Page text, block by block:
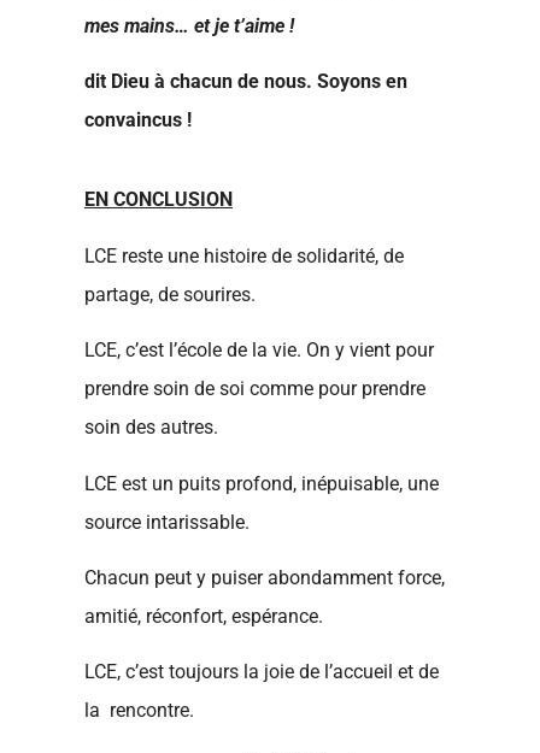
mes mains… et je t’aime !
dit Dieu à chacun de nous. Soyons en
convaincus !
EN CONCLUSION
LCE reste une histoire de solidarité, de
partage, de sourires.
LCE, c’est l’école de la vie. On y vient pour
prendre soin de soi comme pour prendre
soin des autres.
LCE est un puits profond, inépuisable, une
source intarissable.
Chacun peut y puiser abondamment force,
amitié, réconfort, espérance.
LCE, c’est toujours la joie de l’accueil et de
la rencontre.